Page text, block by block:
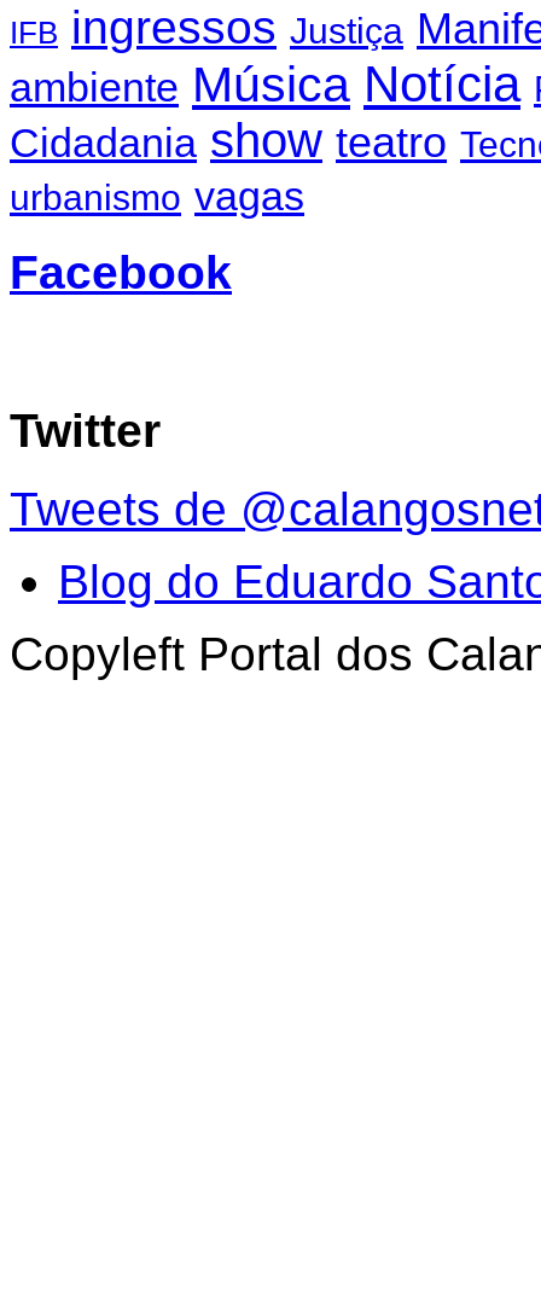
IFB ingressos Justiça
ambiente Música Notícia
Cidadania show teatro
urbanismo vagas
Facebook
Twitter
Tweets de
Blog do Eduardo
Copyleft Portal dos